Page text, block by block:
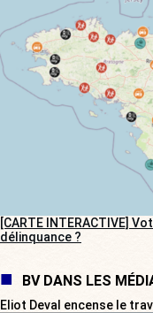
[CARTE INTERACTIVE]
délinquance ?
BV DANS LES
Eliot Deval encense le